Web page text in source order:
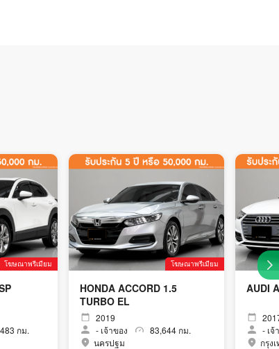
โฆษณาพรีเมียม
กม.
โฆษณาพรีเมียม
HONDA ACCORD 1.5
TURBO EL
2019
- เจ้าของ
83,644 กม.
นครปฐม
AUDI
- เจ้
กรุง